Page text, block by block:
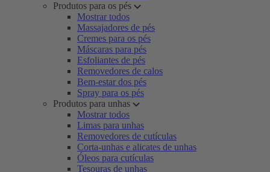
Produtos para os pés
Mostrar todos
Massajadores de pés
Cremes para os pés
Máscaras para pés
Esfoliantes de pés
Removedores de calos
Bem-estar dos pés
Spray para os pés
Produtos para unhas
Mostrar todos
Limas para unhas
Removedores de cutículas
Corta-unhas e alicates de unhas
Óleos para cutículas
Tesouras de unhas